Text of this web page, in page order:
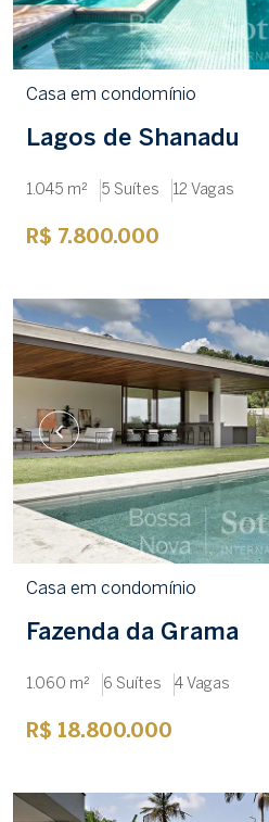
Casa em condomínio
Lagos de Shanadu
1.045 m² 5 Suítes 12 Vagas
R$ 7.800.000
Casa em condomínio
Fazenda da Grama
1.060 m² 6 Suítes 4 Vagas
R$ 18.800.000